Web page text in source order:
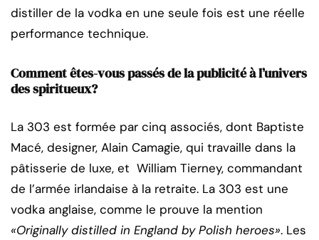
distiller de la vodka en une seule fois est une réelle
performance technique.
Comment êtes-vous passés de la publicité à l’univers
des spiritueux?
La 303 est formée par cinq associés, dont Baptiste
Macé, designer, Alain Camagie, qui travaille dans la
pâtisserie de luxe, et William Tierney, commandant
de l’armée irlandaise à la retraite. La 303 est une
vodka anglaise, comme le prouve la mention
«Originally distilled in England by Polish heroes». Les